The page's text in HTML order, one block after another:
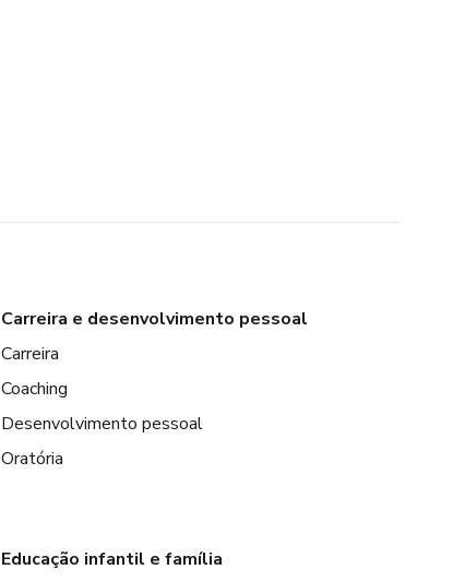
Carreira e desenvolvimento pessoal
Carreira
Coaching
Desenvolvimento pessoal
Oratória
Educação infantil e família